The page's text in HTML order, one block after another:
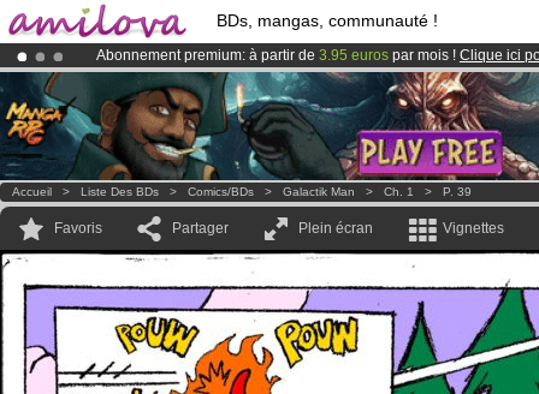
BDs, mangas, communauté !
Abonnement premium: à partir de 3.95 euros par mois ! Clique ici
LeKickstarter Amilova est désormais lancé!.
Déjà 100000membreset 1000BDs & Mangas!
Accueil > Liste Des BDs > Comics/BDs > Galactik Man > Ch. 1 > P. 39
Favoris Partager Plein écran Vignettes